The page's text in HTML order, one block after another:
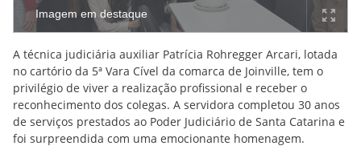
Imagem em destaque
A técnica judiciária auxiliar Patrícia Rohregger Arcari, lotada
no cartório da 5ª Vara Cível da comarca de Joinville, tem o
privilégio de viver a realização profissional e receber o
reconhecimento dos colegas. A servidora completou 30 anos
de serviços prestados ao Poder Judiciário de Santa Catarina e
foi surpreendida com uma emocionante homenagem.